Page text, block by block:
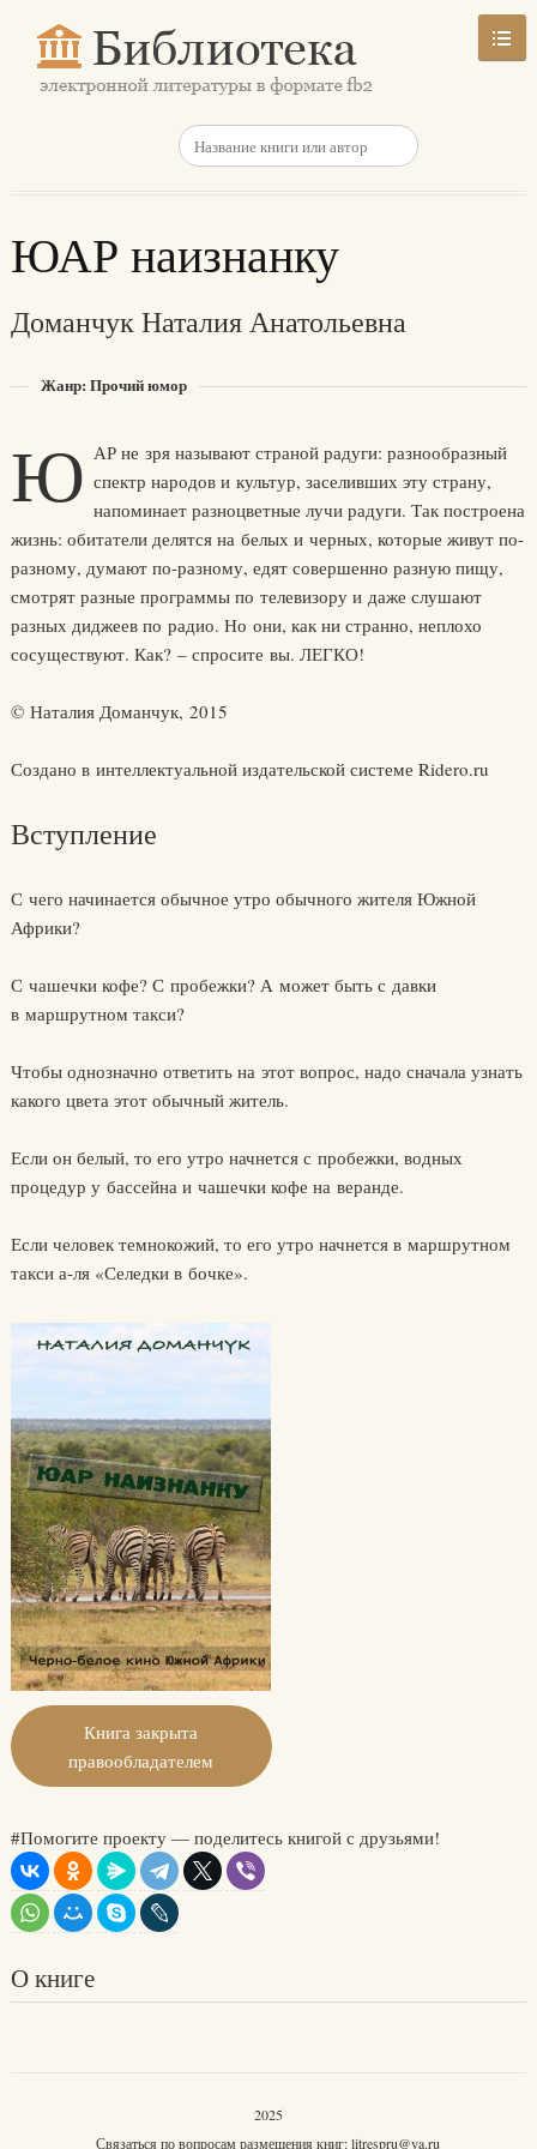
ЮАР наизнанку
Доманчук Наталия Анатольевна
Жанр: Прочий юмор
Ю АР не зря называют страной радуги: разнообразный
спектр народов и культур, заселивших эту страну,
напоминает разноцветные лучи радуги. Так построена
жизнь: обитатели делятся на белых и черных, которые живут по-
разному, думают по-разному, едят совершенно разную пищу,
смотрят разные программы по телевизору и даже слушают
разных диджеев по радио. Но они, как ни странно, неплохо
сосуществуют. Как? – спросите вы. ЛЕГКО!
© Наталия Доманчук, 2015
Создано в интеллектуальной издательской системе Ridero.ru
Вступление
С чего начинается обычное утро обычного жителя Южной
Африки?
С чашечки кофе? С пробежки? А может быть с давки
в маршрутном такси?
Чтобы однозначно ответить на этот вопрос, надо сначала узнать
какого цвета этот обычный житель.
Если он белый, то его утро начнется с пробежки, водных
процедур у бассейна и чашечки кофе на веранде.
Если человек темнокожий, то его утро начнется в маршрутном
такси а-ля «Селедки в бочке».
Книга закрыта
правообладателем
#Помогите проекту — поделитесь книгой с друзьями!
О книге
2025
Связаться по вопросам размещения книг:litrespru@ya.ru